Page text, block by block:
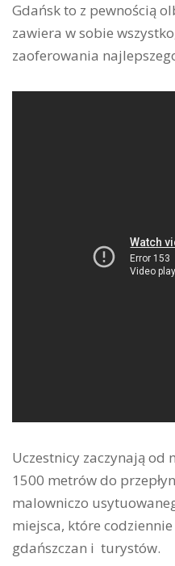
Gdańsk to z pewnością
zawiera w sobie
zaoferowania
Uczestnicy zaczynają od
1500 metrów do
malowniczo
miejsca, które
gdańszczan i turystów.